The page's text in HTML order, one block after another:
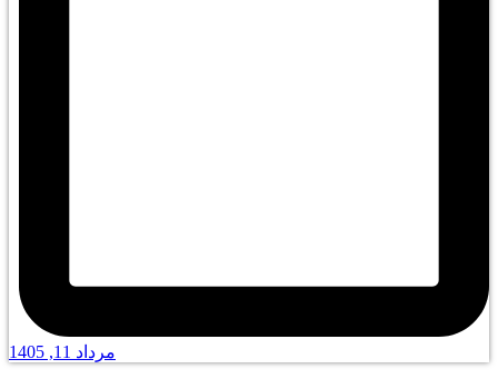
مرداد 11, 1405